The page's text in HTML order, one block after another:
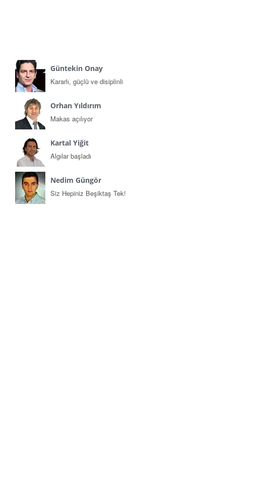
Güntekin Onay
Kararlı, güçlü ve disiplinli
Orhan Yıldırım
Makas açılıyor
Kartal Yiğit
Algılar başladı
Nedim Güngör
Siz Hepiniz Beşiktaş Tek!